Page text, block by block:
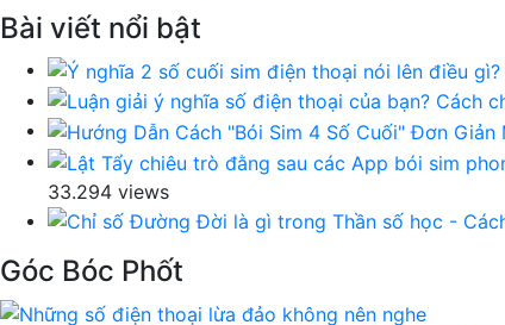
Bài viết nổi bật
33.294 views
Góc Bóc Phốt